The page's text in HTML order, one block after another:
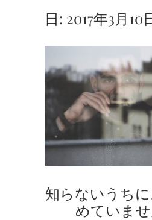
日: 2017年3月10
知らないうち
めていま